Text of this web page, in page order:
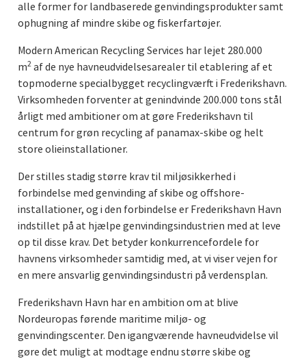
alle former for landbaserede genvindingsprodukter samt
ophugning af mindre skibe og fiskerfartøjer.
Modern American Recycling Services har lejet 280.000
m2 af de nye havneudvidelsesarealer til etablering af et
topmoderne specialbygget recyclingværft i Frederikshavn.
Virksomheden forventer at genindvinde 200.000 tons stål
årligt med ambitioner om at gøre Frederikshavn til
centrum for grøn recycling af panamax-skibe og helt
store olieinstallationer.
Der stilles stadig større krav til miljøsikkerhed i
forbindelse med genvinding af skibe og offshore-
installationer, og i den forbindelse er Frederikshavn Havn
indstillet på at hjælpe genvindingsindustrien med at leve
op til disse krav. Det betyder konkurrencefordele for
havnens virksomheder samtidig med, at vi viser vejen for
en mere ansvarlig genvindingsindustri på verdensplan.
Frederikshavn Havn har en ambition om at blive
Nordeuropas førende maritime miljø- og
genvindingscenter. Den igangværende havneudvidelse vil
gøre det muligt at modtage endnu større skibe og